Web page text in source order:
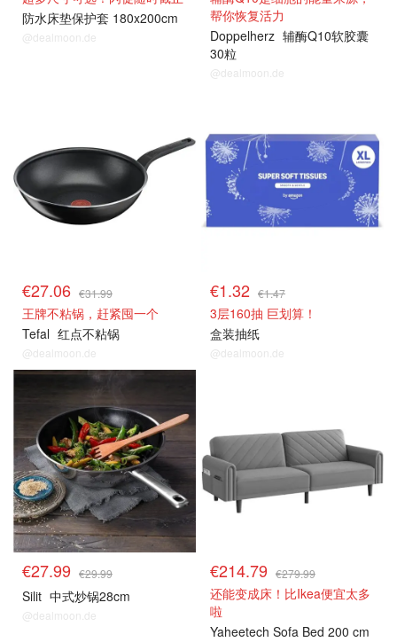
防水床垫保护套 180x200cm
@dealmoon.de
帮你恢复活力
Doppelherz 辅酶Q10软胶囊
30粒
@dealmoon.de
€27.06 €31.99
王牌不粘锅，赶紧囤一个
Tefal 红点不粘锅
@dealmoon.de
€1.32 €1.47
3层160抽 巨划算！
盒装抽纸
@dealmoon.de
€27.99 €29.99
Silit 中式炒锅28cm
@dealmoon.de
€214.79 €279.99
还能变成床！比Ikea便宜太多
啦
Yaheetech Sofa Bed 200 cm